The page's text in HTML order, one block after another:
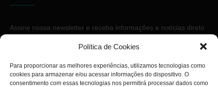
Política de Cookies
Para proporcionar as melhores experiências, utilizamos tecnologias como
cookies para armazenar e/ou acessar informações do dispositivo. O
consentimento com essas tecnologias nos permitirá processar dados como
Assine nossa newsletter e receba informações e notícias direto